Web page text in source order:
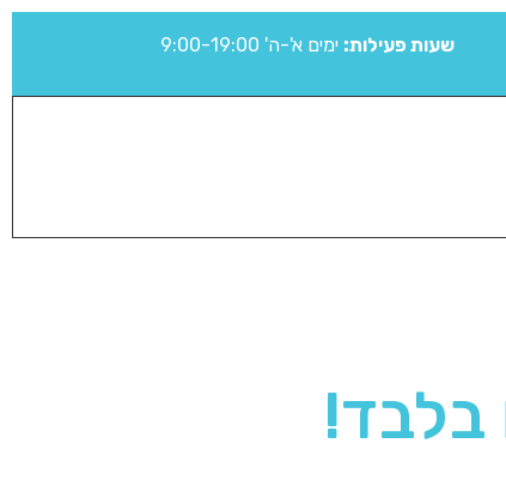
שעות פעילות: ימים א'-ה' 9:00-19:00